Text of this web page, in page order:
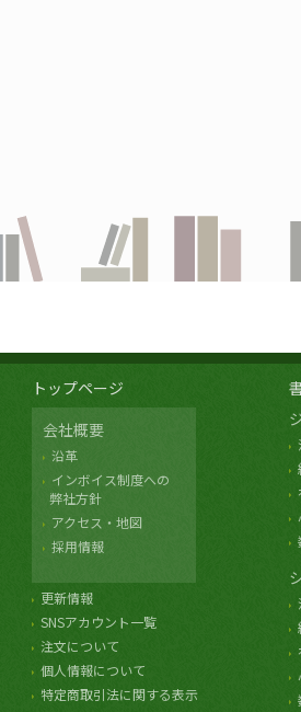
トップページ
会社概要
沿革
インボイス制度への
弊社方針
アクセス・地図
採用情報
更新情報
SNSアカウント一覧
注文について
個人情報について
特定商取引法に関する表示